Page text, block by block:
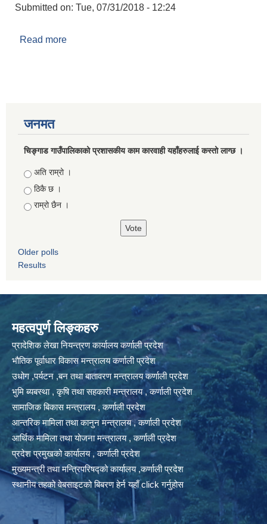
Submitted on: Tue, 07/31/2018 - 12:24
Read more
जनमत
चिङ्गाड गाउँपालिकाको प्रशासकीय काम कारवाही यहाँहरुलाई कस्तो लाग्छ ।
Choices
अति राम्रो ।
ठिकै छ ।
राम्रो छैन ।
Older polls
Results
महत्वपुर्ण लिङ्कहरु
प्रादेशिक लेखा नियन्त्रण कार्यालय कर्णाली प्रदेश
भौतिक पूर्वाधार विकास मन्त्रालय कर्णाली प्रदेश
उधोग ,पर्यटन ,बन तथा बातावरण मन्त्रालय कर्णाली प्रदेश
भुमि ब्यबस्था , कृषि तथा सहकारी मन्त्रालय , कर्णाली प्रदेश
सामाजिक बिकास मन्त्रालय , कर्णाली प्रदेश
आन्तरिक मामिला तथा कानुन मन्त्रालय , कर्णाली प्रदेश
आर्थिक मामिला तथा योजना मन्त्रालय , कर्णाली प्रदेश
प्रदेश प्रमुखको कार्यालय , कर्णाली प्रदेश
मुख्यमन्त्री तथा मन्त्रिपरिषद्को कार्यालय ,कर्णाली प्रदेश
स्थानीय तहको वेबसाइटको बिबरण हेर्न यहाँ click गर्नुहोस